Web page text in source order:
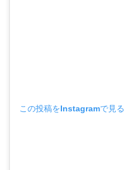
この投稿をInstagramで見る